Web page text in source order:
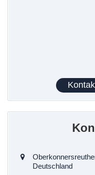
Deutschland